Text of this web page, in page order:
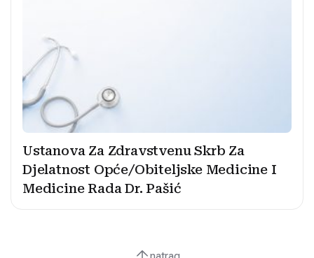
Ustanova Za Zdravstvenu Skrb Za
Djelatnost Opće/Obiteljske Medicine I
Medicine Rada Dr. Pašić